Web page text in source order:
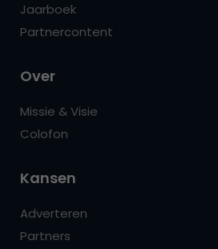
Jaarboek
Partnercontent
Over
Missie & Visie
Colofon
Kansen
Adverteren
Partners